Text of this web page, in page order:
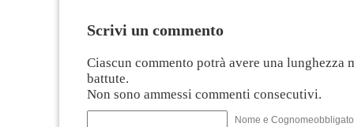
Scrivi un commento
Ciascun commento potrà avere una lunghezza
battute.
Non sono ammessi commenti consecutivi.
Nome e